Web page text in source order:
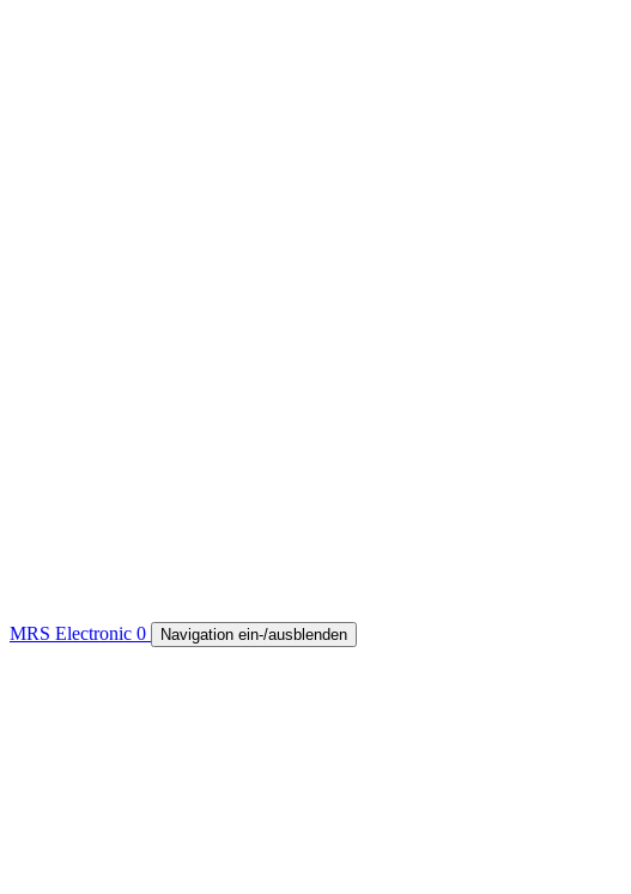
MRS Electronic 0 Navigation ein-/ausblenden